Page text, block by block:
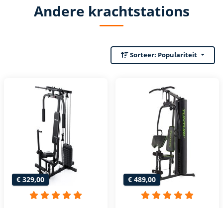
Andere krachtstations
Sorteer: Populariteit
€ 329,00 € 489,00